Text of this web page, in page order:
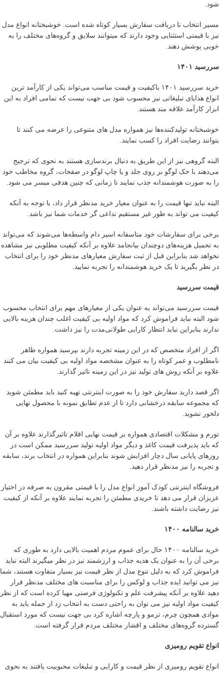
شود.
مسیر انتخاب تا دریافت سفارش بسیار کوتاه شده است. خوشبختانه انواع مدل
نیز با قیمتی استثنایی وجود دارند که میتوانند سلایق و گروه‌های مختلف را به
خوبی پوشش دهند.
سررسید ۱۴۰۱
خرید سررسید ۱۴۰۱ باکیفیت و قیمت مناسب می‌تواند یکی از کارآمد ترین
انواع هدایای تبلیغاتی نیز محسوب شود بی جهت نیست که تمامی افراد به این
ابزار کارآمد علاقه مند هستند.
خوشبختانه تولیدکننده‌ها نیز همواره مدل های متنوعی را عرضه می کنند تا
بتوانند رضایت افراد را کسب نمایند.
البته گروهی نیز از این طریق به دنبال برندسازی هستند به نحوی که ترجیح
می‌دهند با حک لوگو بر روی جلد و یا چاپ لوگو در صفحات، گروه مخاطب خود
را به صورت هوشمندانه جذب نمایند تا زمانی که چنین هدفی میسر می شود.
البته نباید تنها قیمت را به عنوان معیار خرید مدنظر قرار داد، با توجه به آنکه
کیفیت می تواند به طور غیر مستقیم تداعی گر خدمات شما نیز باشد.
برخی برای سفارشات خود متاسفانه اسیر دام واسطه‌ها می‌شوند که می‌تواند
به تحمیل هزینه‌های دوچندان بیانجامد علاوه بر آنکه کیفیت مطلوبی نیز مشاهده
نخواهد شد بنابراین قبل از ثبت سفارش معیارهای مدنظر خود را برای انتخاب
در نظر بگیرید تا یک خرید هوشمندانه را تجربه نمایید.
قیمت سررسید
قیمت سررسید می‌تواند به عنوان یکی از معیارهای مهم برای انتخاب محسوب
شود البته نباید فراموش کرد که مواد اولیه بی کیفیت اغلب چندان هزینه بالایی
ندارند بنابراین نباید انتظار کارایی طولانی‌مدت را نیز داشت.
اگر از افراد متخصص که در این زمینه تجربه دارند بپرسید همواره ظاهر
نامطلوب و عمر کوتاه را به عنوان مشخصه مواد اولیه بی کیفیت بیان می کنند
علاوه بر آنکه روش های تولید نیز در این زمینه تاثیر گذارند.
اگر قصد دارید سفارش خود را به صورت اینترنتی تهیه کنید باید مطمئن شوید
که مجموعه سابقه درخشانی دارد تا از عدم تطابق نمونه با محصول نهایی
دلخور نشوید.
تورم و مشکلات اقتصادی همواره بر قیمت نهایی اقلام تاثیرگذارند علاوه بر آن
که باید پذیرفت قیمت کاغذ و دیگر مواد اولیه تولید سررسید ممکن است در
روزهای پایانی سال دچار افزایش شوند بنابراین همواره در انتخاب برند، سابقه
و تجربه را نیز مدنظر قرار دهید.
فروشگاه اینترنتی کودک آموز انواع مدل را با قیمتی مقرون به صرفه در اختیار
عزیزان قرار می دهد تا خریدی مطمئن را تجربه نمایند علاوه بر آنکه از کیفیت
نیز رضایت داشته باشند.
خرید سالنامه ۱۴۰۰
خرید سالنامه ۱۴۰۰ حال برای عموم مردم اهمیت بالایی دارد به طوری که
برخی آن را به عنوان یک هدیه جذاب و ارزشمند نیز در نظر میگیرند البته نباید
فراموش کرد که به دلیل تنوع مدل از نظر قیمت نیز بسیار متفاوت هستند، شما
نیز می توانید ایده جذاب و لوکس را برای مناسبت های مختلف مدنظر قرار
دهید علاوه بر آنکه پیشرفت علم و تکنولوژی فرصتی مهیا کرده است که از نظر
کیفیت مواد اولیه نیز می توان به راحتی دست به انتخاب زد از جمله باید به
موادی همچون چرم، ترمو و پارچه اشاره کرد بی جهت نیست که مورد استقبال
گسترده گروه‌های مختلف و اقشار مختلف مردم قرار گرفته است.
انواع تقویم رومیزی
انواع تقویم رومیزی از نظر قیمت و کارایی و تبلیغات محبوبیت یافتند به نحوی